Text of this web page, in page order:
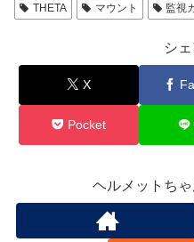
THETA
マウント 監視
シ
X
Pocket
ヘルメットち